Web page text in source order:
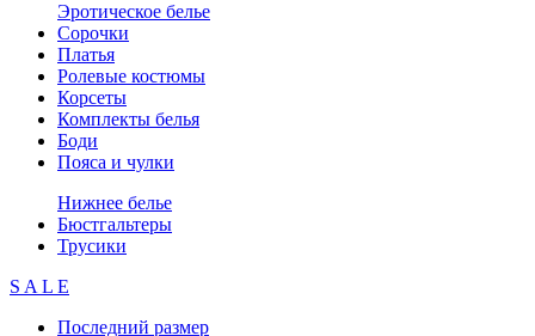
Эротическое белье
Сорочки
Платья
Ролевые костюмы
Корсеты
Комплекты белья
Боди
Пояса и чулки
Нижнее белье
Бюстгальтеры
Трусики
S A L E
Последний размер